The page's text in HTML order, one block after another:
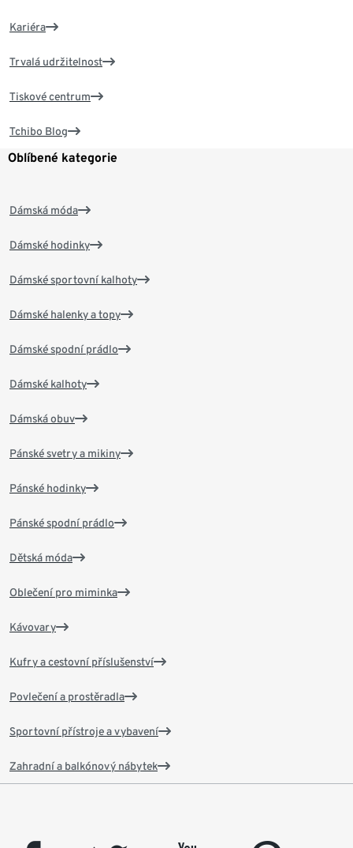
Kariéra
Trvalá udržitelnost
Tiskové centrum
Tchibo Blog
Oblíbené kategorie
Dámská móda
Dámské hodinky
Dámské sportovní kalhoty
Dámské halenky a topy
Dámské spodní prádlo
Dámské kalhoty
Dámská obuv
Pánské svetry a mikiny
Pánské hodinky
Pánské spodní prádlo
Dětská móda
Oblečení pro miminka
Kávovary
Kufry a cestovní příslušenství
Povlečení a prostěradla
Sportovní přístroje a vybavení
Zahradní a balkónový nábytek